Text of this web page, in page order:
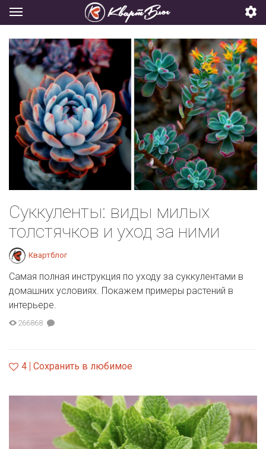
Суккуленты: виды милых
толстячков и уход за ними
Квартблог
Самая полная инструкция по уходу за суккулентами в
домашних условиях. Покажем примеры растений в
интерьере.
266868
4 Сохранить в любимое